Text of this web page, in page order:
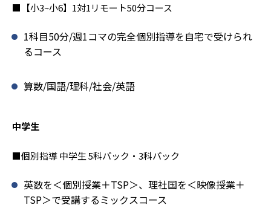
■【小3~小6】1対1リモート50分コース
1科目50分/週1コマの完全個別指導を自宅で受けられ
るコース
算数/国語/理科/社会/英語
中学生
■個別指導 中学生 5科パック・3科パック
英数を＜個別授業＋TSP＞、理社国を＜映像授業＋
TSP＞で受講するミックスコース